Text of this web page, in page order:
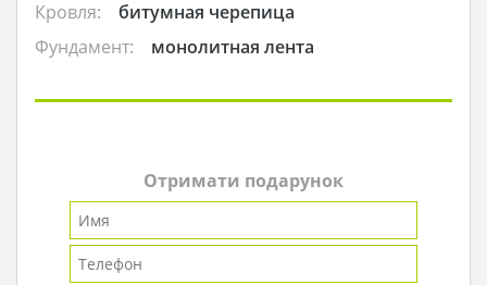
Кровля:
битумная черепица
Фундамент:
монолитная лента
Отримати подарунок